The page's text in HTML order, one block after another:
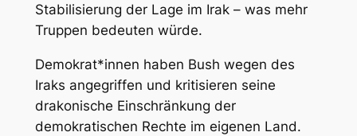
Stabilisierung der Lage im Irak – was mehr
Truppen bedeuten würde.
Demokrat*innen haben Bush wegen des
Iraks angegriffen und kritisieren seine
drakonische Einschränkung der
demokratischen Rechte im eigenen Land.